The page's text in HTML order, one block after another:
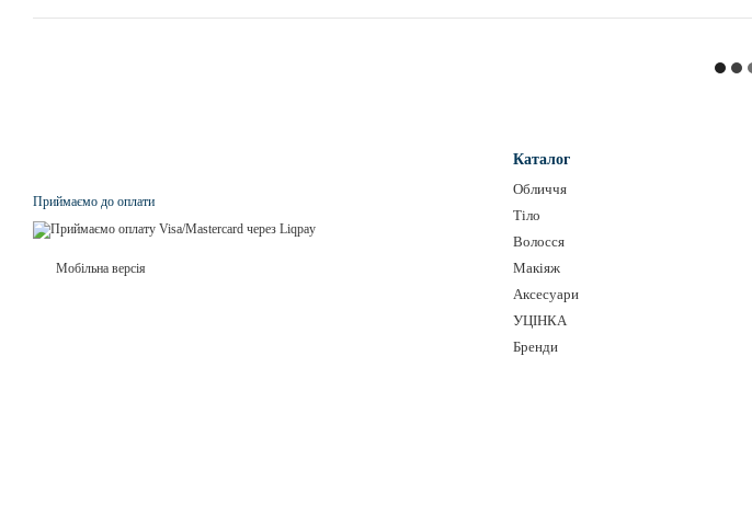
Приймаємо до оплати
Мобільна версія
Каталог
Обличчя
Тіло
Волосся
Макіяж
Аксесуари
УЦІНКА
Бренди